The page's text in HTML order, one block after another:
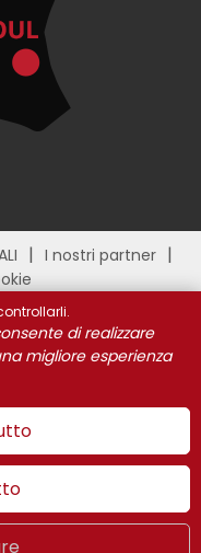
I nostri partner
di realizzare
migliore esperienza